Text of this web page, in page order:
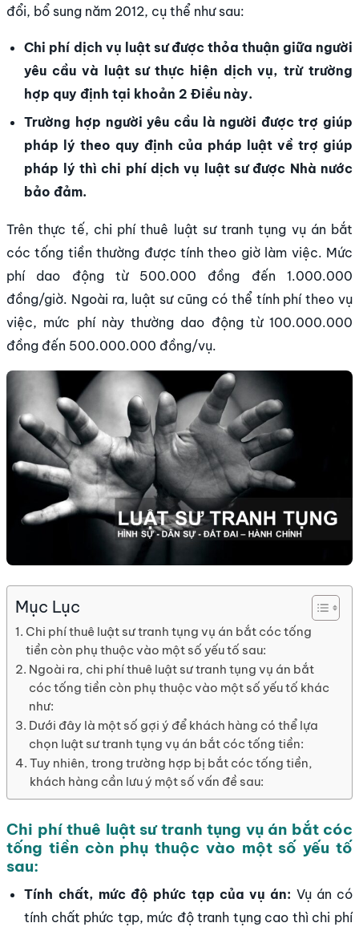
đổi, bổ sung năm 2012, cụ thể như sau:
Chi phí dịch vụ luật sư được thỏa thuận giữa người
yêu cầu và luật sư thực hiện dịch vụ, trừ trường
hợp quy định tại khoản 2 Điều này.
Trường hợp người yêu cầu là người được trợ giúp
pháp lý theo quy định của pháp luật về trợ giúp
pháp lý thì chi phí dịch vụ luật sư được Nhà nước
bảo đảm.
Trên thực tế, chi phí thuê luật sư tranh tụng vụ án bắt
cóc tống tiền thường được tính theo giờ làm việc. Mức
phí dao động từ 500.000 đồng đến 1.000.000
đồng/giờ. Ngoài ra, luật sư cũng có thể tính phí theo vụ
việc, mức phí này thường dao động từ 100.000.000
đồng đến 500.000.000 đồng/vụ.
Mục Lục
Chi phí thuê luật sư tranh tụng vụ án bắt cóc tống
tiền còn phụ thuộc vào một số yếu tố sau:
Ngoài ra, chi phí thuê luật sư tranh tụng vụ án bắt
cóc tống tiền còn phụ thuộc vào một số yếu tố khác
như:
Dưới đây là một số gợi ý để khách hàng có thể lựa
chọn luật sư tranh tụng vụ án bắt cóc tống tiền:
Tuy nhiên, trong trường hợp bị bắt cóc tống tiền,
khách hàng cần lưu ý một số vấn đề sau:
Chi phí thuê luật sư tranh tụng vụ án bắt cóc
tống tiền còn phụ thuộc vào một số yếu tố
sau:
Tính chất, mức độ phức tạp của vụ án: Vụ án có
tính chất phức tạp, mức độ tranh tụng cao thì chi phí